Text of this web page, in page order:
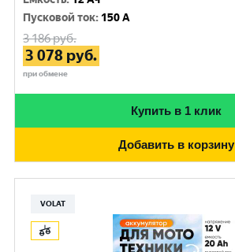
Пусковой ток: 150 A
3 186руб.
3 078 руб.
при обмене
Купить в 1 клик
Добавить в корзину
VOLAT